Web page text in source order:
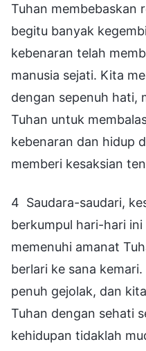
Tuhan membebaskan
begitu banyak
kebenaran telah
manusia sejati. Kita
dengan sepenuh hati,
Tuhan untuk
kebenaran dan hidup
memberi kesaksian
4 Saudara-saudari,
berkumpul hari-hari
memenuhi amanat
berlari ke sana
penuh gejolak, dan
Tuhan dengan sehati
kehidupan tidaklah